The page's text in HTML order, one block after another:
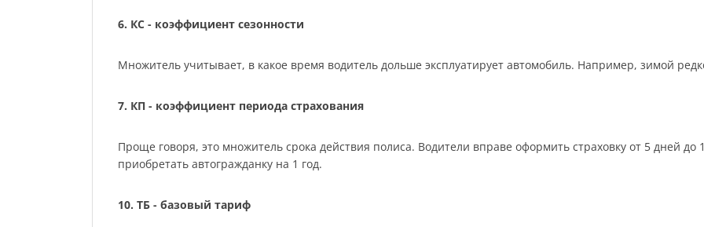
6. КС - коэффициент сезонности
Множитель учитывает, в какое время водитель дольше эксплуатирует автомобиль. Например, зимой
7. КП - коэффициент периода страхования
Проще говоря, это множитель срока действия полиса. Водители вправе оформить страховку от 5 дней
приобретать автогражданку на 1 год.
10. ТБ - базовый тариф